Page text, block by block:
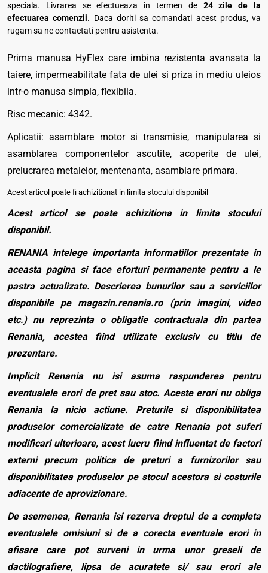
speciala. Livrarea se efectueaza in termen de 24 zile de la
efectuarea comenzii. Daca doriti sa comandati acest produs, va
rugam sa ne contactati pentru asistenta.
Prima manusa HyFlex care imbina rezistenta avansata la
taiere, impermeabilitate fata de ulei si priza in mediu uleios
intr-o manusa simpla, flexibila.
Risc mecanic: 4342.
Aplicatii: asamblare motor si transmisie, manipularea si
asamblarea componentelor ascutite, acoperite de ulei,
prelucrarea metalelor, mentenanta, asamblare primara.
Acest articol poate fi achizitionat in limita stocului disponibil
Acest articol se poate achizitiona in limita stocului
disponibil.
RENANIA intelege importanta informatiilor prezentate in
aceasta pagina si face eforturi permanente pentru a le
pastra actualizate. Descrierea bunurilor sau a serviciilor
disponibile pe magazin.renania.ro (prin imagini, video
etc.) nu reprezinta o obligatie contractuala din partea
Renania, acestea fiind utilizate exclusiv cu titlu de
prezentare.
Implicit Renania nu isi asuma raspunderea pentru
eventualele erori de pret sau stoc. Aceste erori nu obliga
Renania la nicio actiune. Preturile si disponibilitatea
produselor comercializate de catre Renania pot suferi
modificari ulterioare, acest lucru fiind influentat de factori
externi precum politica de preturi a furnizorilor sau
disponibilitatea produselor pe stocul acestora si costurile
adiacente de aprovizionare.
De asemenea, Renania isi rezerva dreptul de a completa
eventualele omisiuni si de a corecta eventuale erori in
afisare care pot surveni in urma unor greseli de
dactilografiere, lipsa de acuratete si/ sau erori ale